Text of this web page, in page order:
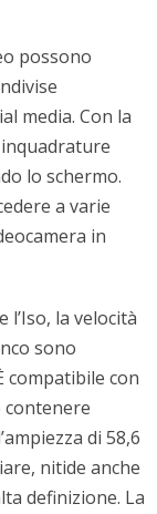
possono
media. Con la
lo schermo.
a varie
in
l’Iso, la velocità
sono
compatibile con
di 58,6
nitide anche
definizione. La